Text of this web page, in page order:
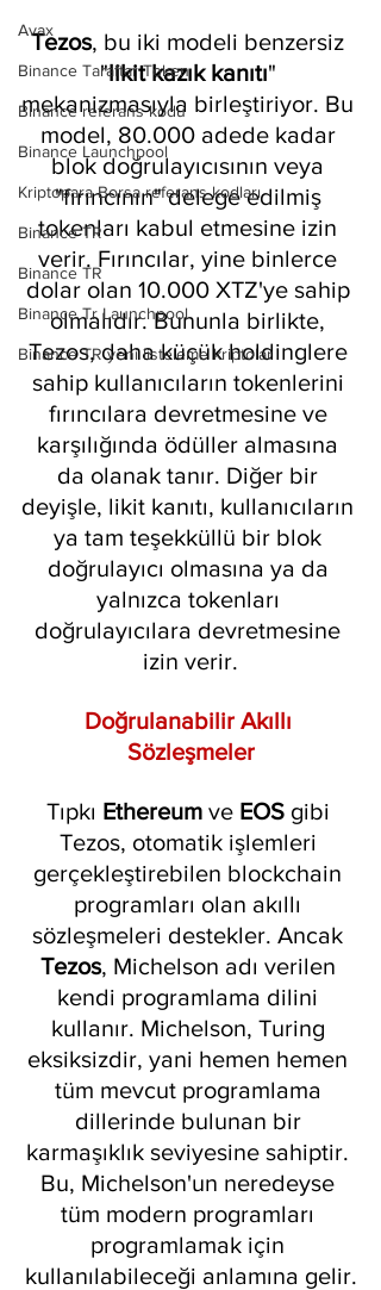
Avax
Binance Taraftar Token
Binance referans kodu
Binance Launchpool
Kriptopara Borsa referans kodları
Binance TR
Binance TR
Binance Tr Launchpool
Binance TR yeni listeleme kriptolar
Tezos, bu iki modeli benzersiz
"likit kazık kanıtı"
mekanizmasıyla birleştiriyor. Bu
model, 80.000 adede kadar
blok doğrulayıcısının veya
"fırıncının" delege edilmiş
tokenları kabul etmesine izin
verir. Fırıncılar, yine binlerce
dolar olan 10.000 XTZ'ye sahip
olmalıdır. Bununla birlikte,
Tezos, daha küçük holdinglere
sahip kullanıcıların tokenlerini
fırıncılara devretmesine ve
karşılığında ödüller almasına
da olanak tanır. Diğer bir
deyişle, likit kanıtı, kullanıcıların
ya tam teşekküllü bir blok
doğrulayıcı olmasına ya da
yalnızca tokenları
doğrulayıcılara devretmesine
izin verir.
Doğrulanabilir Akıllı
Sözleşmeler
Tıpkı Ethereum ve EOS gibi
Tezos, otomatik işlemleri
gerçekleştirebilen blockchain
programları olan akıllı
sözleşmeleri destekler. Ancak
Tezos, Michelson adı verilen
kendi programlama dilini
kullanır. Michelson, Turing
eksiksizdir, yani hemen hemen
tüm mevcut programlama
dillerinde bulunan bir
karmaşıklık seviyesine sahiptir.
Bu, Michelson'un neredeyse
tüm modern programları
programlamak için
kullanılabileceği anlamına gelir.